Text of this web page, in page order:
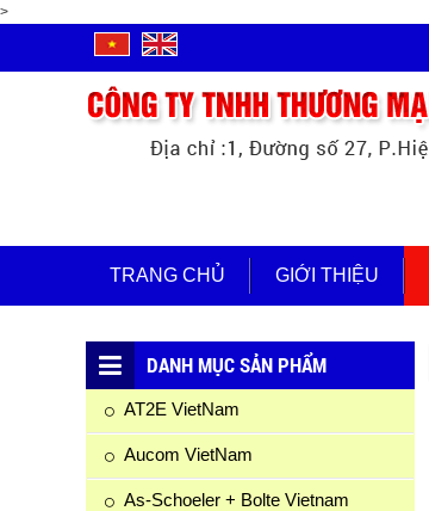
>
TRANG CHỦ GIỚI THIỆU
DANH MỤC SẢN PHẨM
AT2E VietNam
Aucom VietNam
As-Schoeler + Bolte Vietnam